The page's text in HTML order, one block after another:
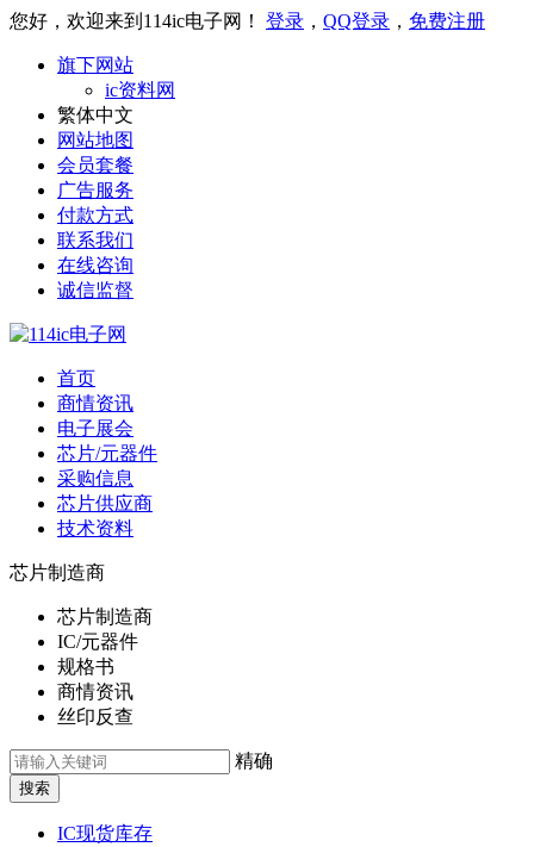
您好，欢迎来到114ic电子网！ 登录 ， QQ登录 ， 免费注册
旗下网站
ic资料网
繁体中文
网站地图
会员套餐
广告服务
付款方式
联系我们
在线咨询
诚信监督
首页
商情资讯
电子展会
芯片/元器件
采购信息
芯片供应商
技术资料
芯片制造商
芯片制造商
IC/元器件
规格书
商情资讯
丝印反查
精确
IC现货库存